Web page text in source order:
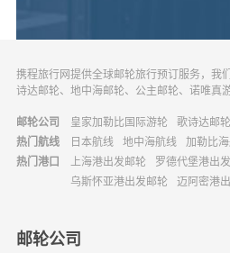
携程旅行网提供全球邮轮旅行预订服务，我
诗达邮轮、地中海邮轮、公主邮轮、诺唯真
邮轮公司 皇家加勒比国际游轮 歌诗达邮轮
热门航线
日本航线 地中海航线 加勒比
热门港口
上海港出发邮轮 罗德代堡港出
乌斯怀亚港出发邮轮
迈阿密港
邮轮公司